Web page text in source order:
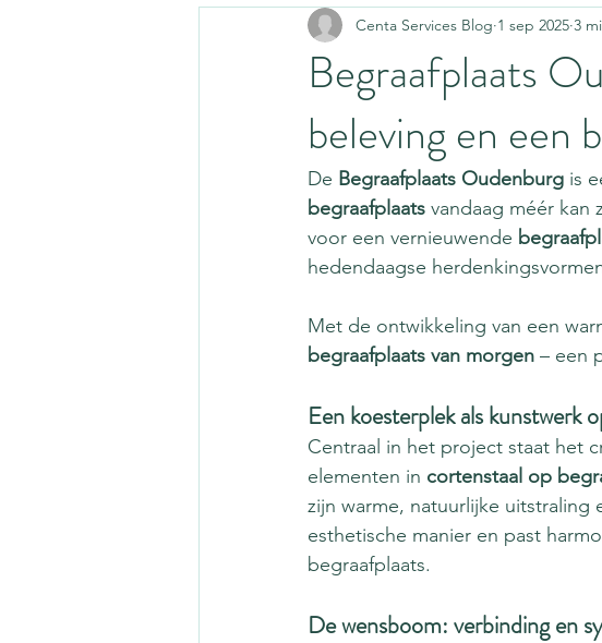
Begraafplaats
beleving en een
Centa Services Blog 1 sep 2025 3
De Begraafplaats Oudenburg is
begraafplaats vandaag méér kan
voor een vernieuwende
hedendaagse
Met de ontwikkeling van een
begraafplaats van morgen – een
Een koesterplek als kunstwerk
Centraal in het project staat het
elementen in cortenstaal op
zijn warme, natuurlijke uitstraling
esthetische manier en past
begraafplaats.
De wensboom: verbinding en